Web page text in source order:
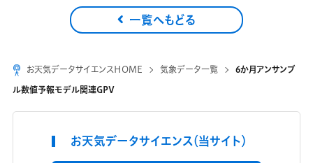
一覧へもどる
お天気データサイエンスHOME 気象データ一覧
6か月アンサンブ
ル数値予報モデル関連GPV
お天気データサイエンス（当サイト）